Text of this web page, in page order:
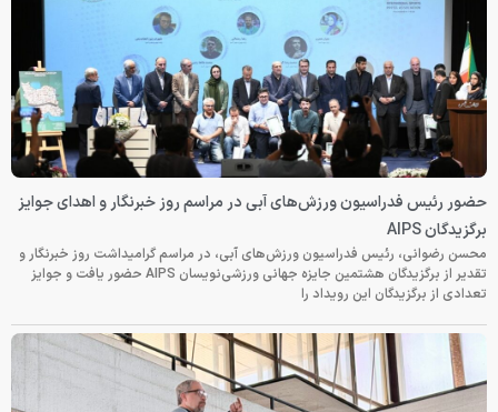
حضور رئیس فدراسیون ورزش‌های آبی در مراسم روز خبرنگار و اهدای جوایز
برگزیدگان AIPS
محسن رضوانی، رئیس فدراسیون ورزش‌های آبی، در مراسم گرامیداشت روز خبرنگار و
تقدیر از برگزیدگان هشتمین جایزه جهانی ورزشی‌نویسان AIPS حضور یافت و جوایز
تعدادی از برگزیدگان این رویداد را